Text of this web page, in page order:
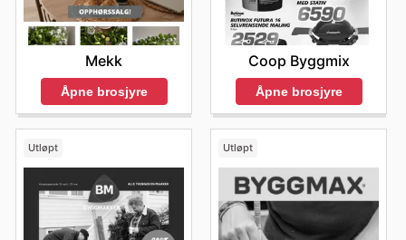
Mekk
Åpne brosjyre
Coop Byggmix
Åpne brosjyre
Utløpt Utløpt